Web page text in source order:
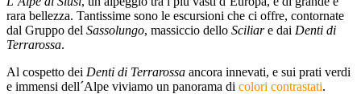
rara bellezza. Tantissime sono le escursioni che ci offre, contornate
dal Gruppo del Sassolungo, massiccio dello Sciliare dai Denti di
Terrarossa.
Al cospetto dei Denti di Terrarossa ancora innevati, e sui prati verdi
e immensi dell´Alpe viviamo un panorama di colori contrastati.